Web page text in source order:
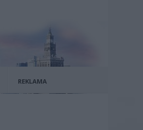
REKLAMA